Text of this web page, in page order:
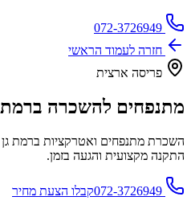
לעמוד הראשי
ארצית
להשכרה ברמת גן
מתנפחים ואטרקציות ברמת גן
מקצועית והגעה בזמן.
קבלו הצעת מחיר